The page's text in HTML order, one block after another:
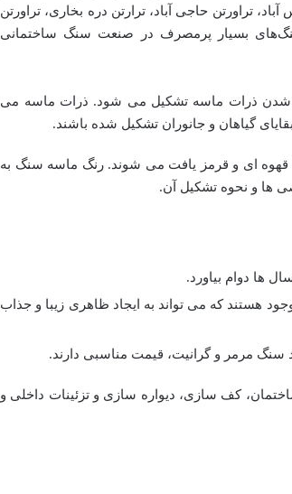
تراورتن حاجی آباد، ترارتن دره بخاری، تراورتن
سنگ‌های بسیار پرمصرف در صنعت سنگ ساختمانی
ذرات ماسه تشکیل می شود. ذرات ماسه می
گیاهان و جانوران تشکیل شده باشند.
قهوه ای و قرمز یافت می شوند. رنگ ماسه سنگ به
ها و نحوه تشکیل آن.
ها دوام بیاورد.
هستند که می تواند به ایجاد ظاهری زیبا و جذاب
سنگ مرمر و گرانیت، قیمت مناسبی دارند.
کف سازی، دیواره سازی و تزئینات داخلی و